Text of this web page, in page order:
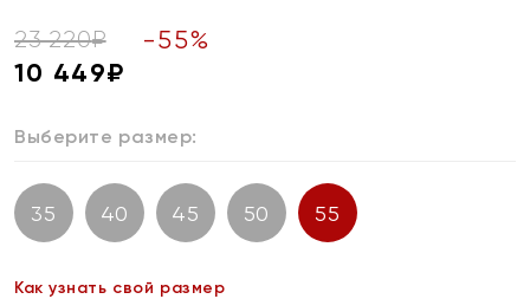
23 220₽ -55%
10 449₽
Выберите размер:
35 40 45 50 55
Как узнать свой размер